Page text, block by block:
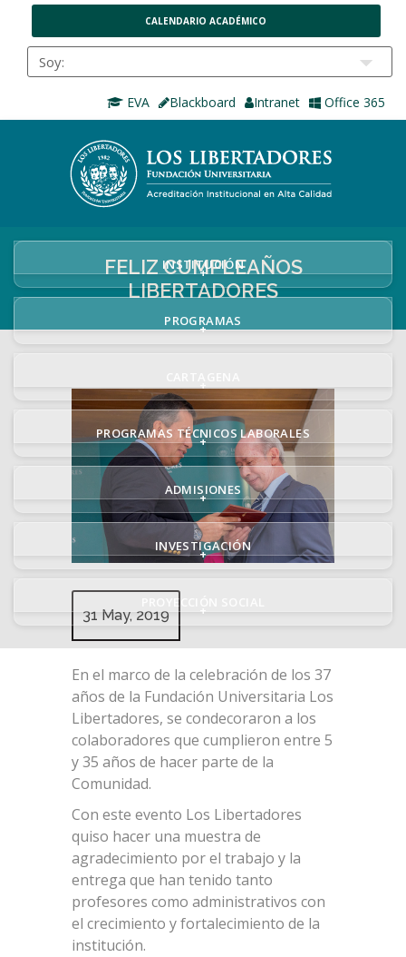
CALENDARIO ACADÉMICO
EVA Blackboard Intranet Office 365
INSTITUCIÓN
+
PROGRAMAS
+
+
PROGRAMAS TÉCNICOS LABORALES
+
ADMISIONES
+
INVESTIGACIÓN
+
PROYECCIÓN SOCIAL
+
FELIZ CUMPLEAÑOS
LIBERTADORES
31 May, 2019
En el marco de la celebración de los 37
años de la Fundación Universitaria Los
Libertadores, se condecoraron a los
colaboradores que cumplieron entre 5
y 35 años de hacer parte de la
Comunidad.
Con este evento Los Libertadores
quiso hacer una muestra de
agradecimiento por el trabajo y la
entrega que han tenido tanto
profesores como administrativos con
el crecimiento y fortalecimiento de la
institución.